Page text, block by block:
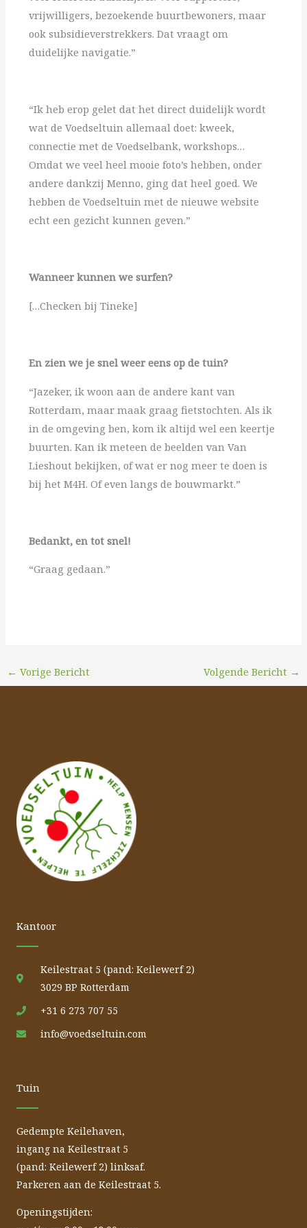
vrijwilligers, bezoekende buurtbewoners, maar
ook subsidieverstrekkers. Dat vraagt om
duidelijke navigatie.”
“Ik heb erop gelet dat het direct duidelijk wordt
wat de Voedseltuin allemaal doet: kweek,
connectie met de Voedselbank, workshops…
Omdat we veel heel mooie foto’s hebben, onder
andere dankzij Menno, ging dat heel goed. We
hebben de Voedseltuin met de nieuwe website
echt een gezicht kunnen geven.”
Wanneer kunnen we surfen?
[…Checken bij Tineke]
En zien we je snel weer eens op de tuin?
“Jazeker, ik woon aan de andere kant van
Rotterdam, maar maak graag fietstochten. Als ik
in de omgeving ben, kom ik altijd wel een keertje
buurten. Kan ik meteen de beelden van Van
Lieshout bekijken, of wat er nog meer te doen is
bij het M4H. Of even langs de bouwmarkt.”
Bedankt, en tot snel!
“Graag gedaan.”
← Vorige Bericht Volgende Bericht →
Kantoor
Keilestraat 5 (pand: Keilewerf 2)
3029 BP Rotterdam
+31 6 273 707 55
info@voedseltuin.com
Tuin
Gedempte Keilehaven,
ingang na Keilestraat 5
(pand: Keilewerf 2) linksaf.
Parkeren aan de Keilestraat 5.
Openingstijden: